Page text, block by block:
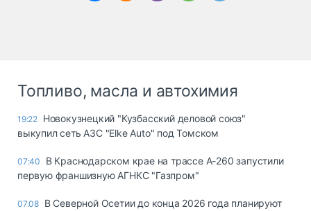
Топливо, масла и автохимия
19:22 Новокузнецкий "Кузбасский деловой союз"
выкупил сеть АЗС "Elke Auto" под Томском
07:40
В Краснодарском крае на трассе А-260 запустили
первую франшизную АГНКС "Газпром"
07.08 В Северной Осетии до конца 2026 года планируют